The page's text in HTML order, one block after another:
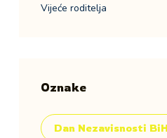
Vijeće roditelja
Oznake
Dan Nezavisnosti BiH